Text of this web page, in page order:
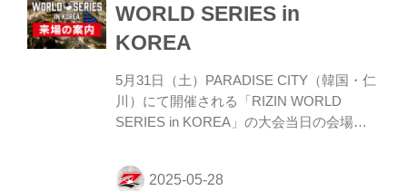
チャンネルでは、記者会見のLIVE配信や試
合動画、選手のインタビュー動画など様々
る...
WORLD SERIES in
KOREA
5月31日（土）PARADISE CITY（韓国・仁
川）にて開催される「RIZIN WORLD
SERIES in KOREA」の大会当日の会場に
てご案内いたします。 実施の有無一覧 項
目 実施の有無 場所等 補足 当日券 なし - ※